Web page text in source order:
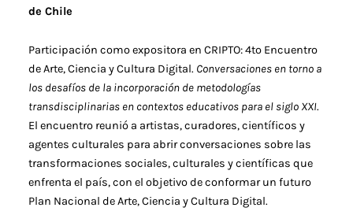
de Chile
Participación como expositora en CRIPTO: 4to Encuentro
de Arte, Ciencia y Cultura Digital. Conversaciones en torno a
los desafíos de la incorporación de metodologías
transdisciplinarias en contextos educativos para el siglo XXI.
El encuentro reunió a artistas, curadores, científicos y
agentes culturales para abrir conversaciones sobre las
transformaciones sociales, culturales y científicas que
enfrenta el país, con el objetivo de conformar un futuro
Plan Nacional de Arte, Ciencia y Cultura Digital.